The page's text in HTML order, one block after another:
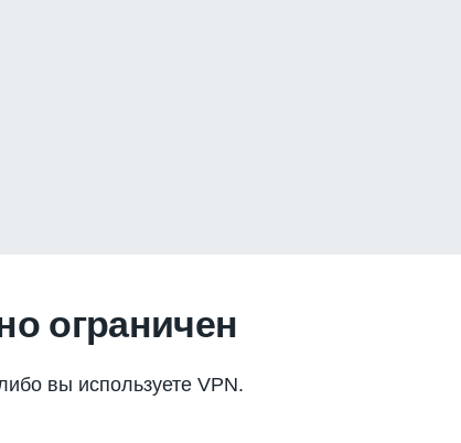
ограничен
вы используете VPN.